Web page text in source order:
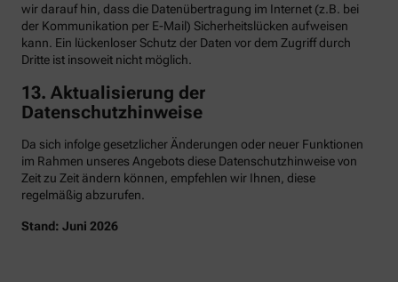
wir darauf hin, dass die Datenübertragung im Internet (z.B. bei
der Kommunikation per E-Mail) Sicherheitslücken aufweisen
kann. Ein lückenloser Schutz der Daten vor dem Zugriff durch
Dritte ist insoweit nicht möglich.
13. Aktualisierung der
Datenschutzhinweise
Da sich infolge gesetzlicher Änderungen oder neuer Funktionen
im Rahmen unseres Angebots diese Datenschutzhinweise von
Zeit zu Zeit ändern können, empfehlen wir Ihnen, diese
regelmäßig abzurufen.
Stand: Juni 2026